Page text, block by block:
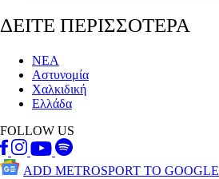
ΔΕΙΤΕ ΠΕΡΙΣΣΟΤΕΡΑ
ΝΕΑ
Αστυνομία
Χαλκιδική
Ελλάδα
FOLLOW US
ADD METROSPORT TO GOOGLE